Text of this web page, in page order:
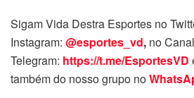
Sigam Vida Destra Esportes no
Instagram: @esportes_vd, no
Telegram: https://t.me/EsportesVD
também do nosso grupo no